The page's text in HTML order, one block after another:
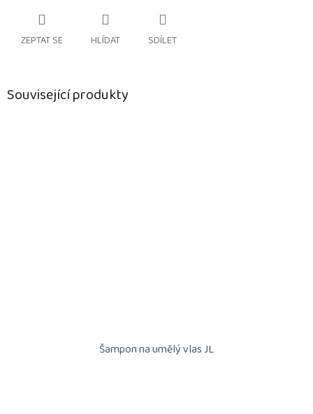
ZEPTAT SE HLÍDAT SDÍLET
Související produkty
Šampon na umělý vlas JL